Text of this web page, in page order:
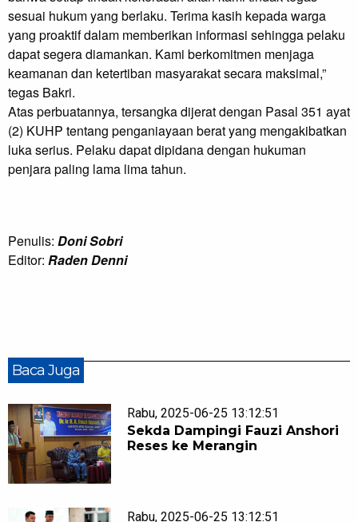
sesuai hukum yang berlaku. Terima kasih kepada warga
yang proaktif dalam memberikan informasi sehingga pelaku
dapat segera diamankan. Kami berkomitmen menjaga
keamanan dan ketertiban masyarakat secara maksimal,”
tegas Bakri.
Atas perbuatannya, tersangka dijerat dengan Pasal 351 ayat
(2) KUHP tentang penganiayaan berat yang mengakibatkan
luka serius. Pelaku dapat dipidana dengan hukuman
penjara paling lama lima tahun.
Penulis: Doni Sobri
Editor: Raden Denni
Baca Juga
Rabu, 2025-06-25 13:12:51
Sekda Dampingi Fauzi Anshori
Reses ke Merangin
Rabu, 2025-06-25 13:12:51